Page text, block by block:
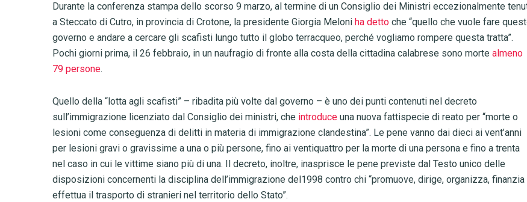
Durante la conferenza stampa dello scorso 9 marzo, al termine di un Consiglio dei Ministri eccezionalmente
a Steccato di Cutro, in provincia di Crotone, la presidente Giorgia Meloni ha detto che “quello che vuole fare
governo e andare a cercare gli scafisti lungo tutto il globo terracqueo, perché vogliamo rompere questa tratta”.
Pochi giorni prima, il 26 febbraio, in un naufragio di fronte alla costa della cittadina calabrese sono morte almeno
79 persone.
Quello della “lotta agli scafisti” – ribadita più volte dal governo – è uno dei punti contenuti nel decreto
sull’immigrazione licenziato dal Consiglio dei ministri, che introduce una nuova fattispecie di reato per “morte o
lesioni come conseguenza di delitti in materia di immigrazione clandestina”. Le pene vanno dai dieci ai vent’anni
per lesioni gravi o gravissime a una o più persone, fino ai ventiquattro per la morte di una persona e fino a trenta
nel caso in cui le vittime siano più di una. Il decreto, inoltre, inasprisce le pene previste dal Testo unico delle
disposizioni concernenti la disciplina dell’immigrazione del1998 contro chi “promuove, dirige, organizza, finanzia
effettua il trasporto di stranieri nel territorio dello Stato”.